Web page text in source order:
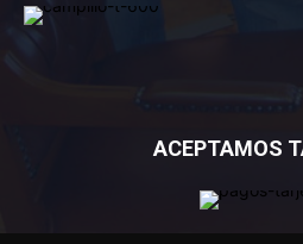
ACEPTAMOS